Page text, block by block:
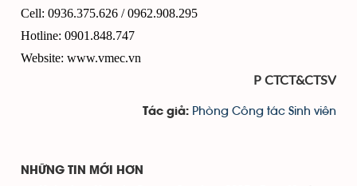
Cell: 0936.375.626 / 0962.908.295
Hotline: 0901.848.747
Website: www.vmec.vn
P CTCT&CTSV
Tác giả: Phòng Công tác Sinh viên
NHỮNG TIN MỚI HƠN